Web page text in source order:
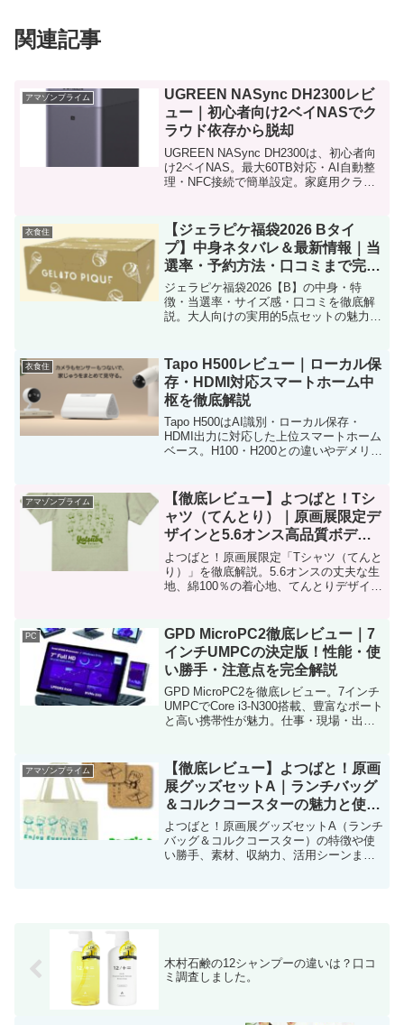
関連記事
アマゾンプライム
UGREEN NASync DH2300レビ
ュー｜初心者向け2ベイNASでク
ラウド依存から脱却
UGREEN NASync DH2300は、初心者向
け2ベイNAS。最大60TB対応・AI自動整
理・NFC接続で簡単設定。家庭用クラウ
衣食住
【ジェラピケ福袋2026 Bタイ
プ】中身ネタバレ＆最新情報｜当
選率・予約方法・口コミまで完全
ガイド
ジェラピケ福袋2026【B】の中身・特
徴・当選率・サイズ感・口コミを徹底解
説。大人向けの実用的5点セットの魅力を
衣食住
Tapo H500レビュー｜ローカル保
存・HDMI対応スマートホーム中
枢を徹底解説
Tapo H500はAI識別・ローカル保存・
HDMI出力に対応した上位スマートホーム
ベース。H100・H200との違いやデメリッ
アマゾンプライム
【徹底レビュー】よつばと！Tシ
ャツ（てんとり）｜原画展限定デ
ザインと5.6オンス高品質ボディ
を詳しく解説
よつばと！原画展限定「Tシャツ（てんと
り）」を徹底解説。5.6オンスの丈夫な生
地、綿100％の着心地、てんとりデザイン
PC
GPD MicroPC2徹底レビュー｜7
インチUMPCの決定版！性能・使
い勝手・注意点を完全解説
GPD MicroPC2を徹底レビュー。7インチ
UMPCでCore i3-N300搭載、豊富なポート
と高い携帯性が魅力。仕事・現場・出張
アマゾンプライム
【徹底レビュー】よつばと！原画
展グッズセットA｜ランチバッグ
＆コルクコースターの魅力と使い
勝手を解説
よつばと！原画展グッズセットA（ランチ
バッグ＆コルクコースター）の特徴や使
い勝手、素材、収納力、活用シーンまで
木村石鹸の12シャンプーの違いは？口コ
ミ調査しました。